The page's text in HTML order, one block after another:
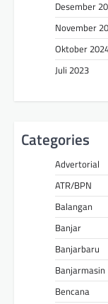
Desember
November
Oktober
Juli 2023
Categories
Advertorial
ATR/BPN
Balangan
Banjar
Banjarbaru
Banjarmasin
Bencana